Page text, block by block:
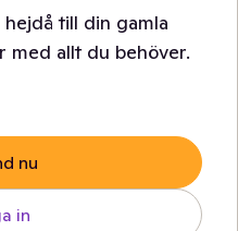
hejdå till din gamla
med allt du behöver.
nu
in